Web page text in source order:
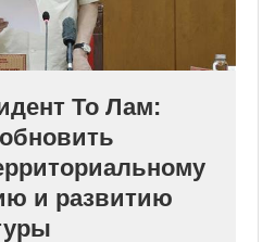
То Лам:
и развитию